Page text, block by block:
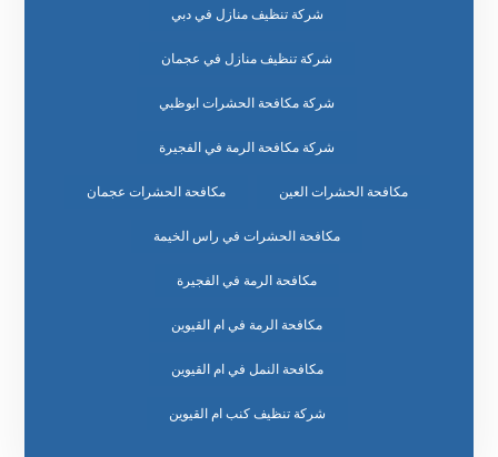
شركة تنظيف منازل في دبي
شركة تنظيف منازل في عجمان
شركة مكافحة الحشرات ابوظبي
شركة مكافحة الرمة في الفجيرة
مكافحة الحشرات العين مكافحة الحشرات عجمان
مكافحة الحشرات في راس الخيمة
مكافحة الرمة في الفجيرة
مكافحة الرمة في ام القيوين
مكافحة النمل في ام القيوين